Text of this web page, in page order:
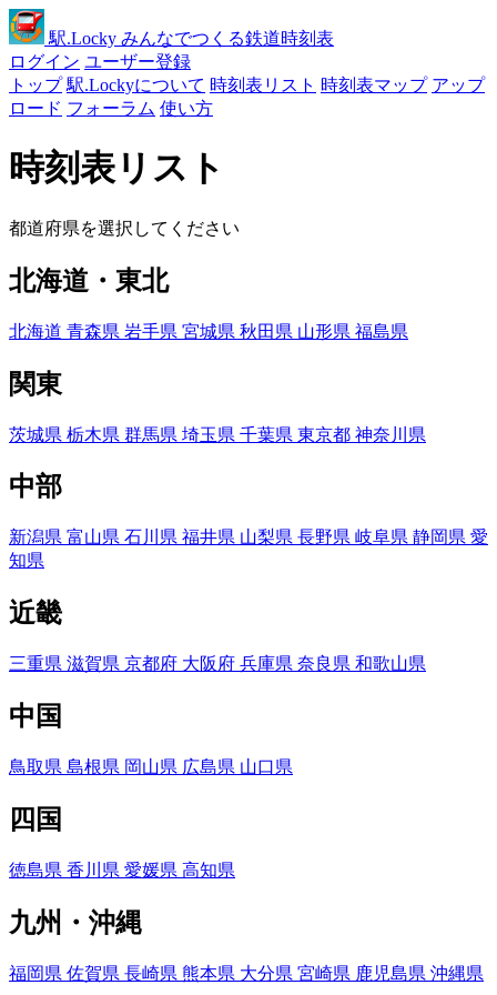
駅.Locky みんなでつくる鉄道時刻表
ログイン ユーザー登録
トップ 駅.Lockyについて 時刻表リスト 時刻表マップ アップ
ロード フォーラム 使い方
時刻表リスト
都道府県を選択してください
北海道・東北
北海道 青森県 岩手県 宮城県 秋田県 山形県 福島県
関東
茨城県 栃木県 群馬県 埼玉県 千葉県 東京都 神奈川県
中部
新潟県 富山県 石川県 福井県 山梨県 長野県 岐阜県 静岡県 愛
知県
近畿
三重県 滋賀県 京都府 大阪府 兵庫県 奈良県 和歌山県
中国
鳥取県 島根県 岡山県 広島県 山口県
四国
徳島県 香川県 愛媛県 高知県
九州・沖縄
福岡県 佐賀県 長崎県 熊本県 大分県 宮崎県 鹿児島県 沖縄県